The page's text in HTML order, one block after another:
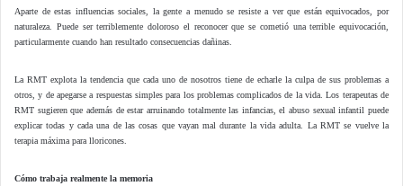
Aparte de estas influencias sociales, la gente a menudo se resiste a ver que están equivocados, por
naturaleza. Puede ser terriblemente doloroso el reconocer que se cometió una terrible equivocación,
particularmente cuando han resultado consecuencias dañinas.
La RMT explota la tendencia que cada uno de nosotros tiene de echarle la culpa de sus problemas a
otros, y de apegarse a respuestas simples para los problemas complicados de la vida. Los terapeutas de
RMT sugieren que además de estar arruinando totalmente las infancias, el abuso sexual infantil puede
explicar todas y cada una de las cosas que vayan mal durante la vida adulta. La RMT se vuelve la
terapia máxima para lloricones.
Cómo trabaja realmente la memoria